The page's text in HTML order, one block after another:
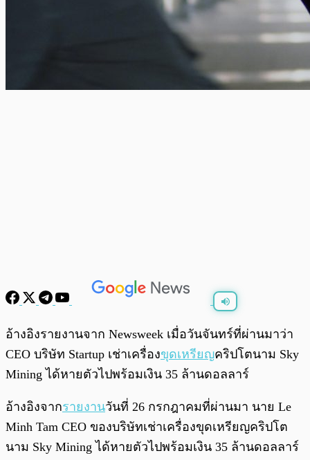
0:00
อ้างอิงรายงานจาก Newsweek เมื่อวันจันทร์ที่ผ่านมาว่า
CEO บริษัท Startup เช่าเครื่องขุดเหรียญคริปโตนาม Sky
Mining ได้หายตัวไปพร้อมเงิน 35 ล้านดอลลาร์
อ้างอิงจากรายงานวันที่ 26 กรกฎาคมที่ผ่านมา นาย Le
Minh Tam CEO ของบริษัทเช่าเครื่องขุดเหรียญคริปโต
นาม Sky Mining ได้หายตัวไปพร้อมเงิน 35 ล้านดอลลาร์